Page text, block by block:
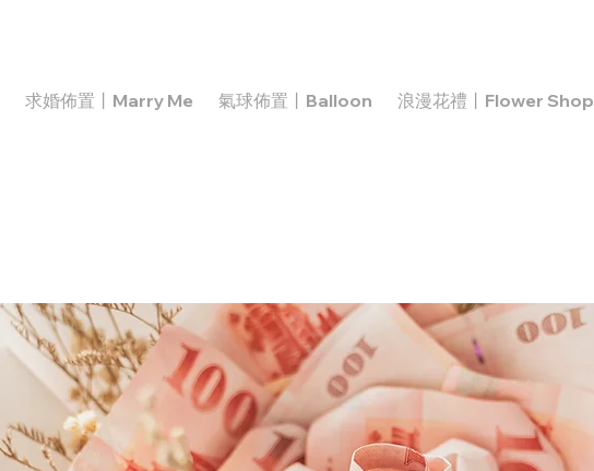
求婚佈置丨Marry Me 氣球佈置丨Balloon 浪漫花禮丨Flower Shop